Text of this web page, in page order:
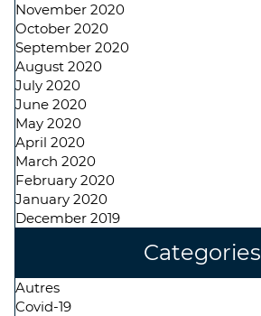
November 2020
October 2020
September 2020
August 2020
July 2020
June 2020
May 2020
April 2020
March 2020
February 2020
January 2020
December 2019
Categories
Autres
Covid-19